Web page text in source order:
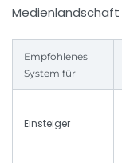
Medienlandschaft
Empfohlenes
System für
Einsteiger